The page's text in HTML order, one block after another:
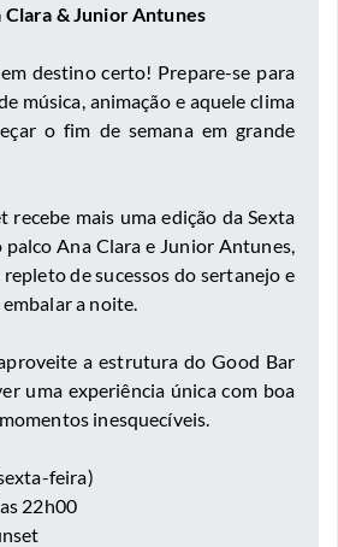
Clara & Junior Antunes
destino certo! Prepare-se para
música, animação e aquele clima
o fim de semana em grande
recebe mais uma edição da Sexta
Ana Clara e Junior Antunes,
de sucessos do sertanejo e
a noite.
a estrutura do Good Bar
uma experiência única com boa
inesquecíveis.
feira)
22h00